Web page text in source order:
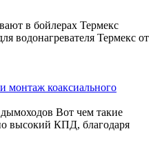
в бойлерах Термекс
водонагревателя Термекс от
монтаж коаксиального
Вот чем такие
высокий КПД, благодаря